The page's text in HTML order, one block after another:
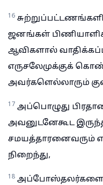
16
ஜனங்கள்
ஆவிகளால்
எருசலேமுக்குக்
அவர்களெல்லாரும்
17 அப்பொழுது
அவனுடனேகூட
சமயத்தாரனைவரும்
நிறைந்து,
18 அப்போஸ்தலர்களைப்